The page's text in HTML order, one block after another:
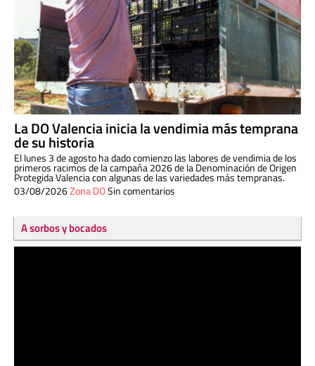
La DO Valencia inicia la vendimia más temprana
de su historia
El lunes 3 de agosto ha dado comienzo las labores de vendimia de los
primeros racimos de la campaña 2026 de la Denominación de Origen
Protegida Valencia con algunas de las variedades más tempranas.
03/08/2026Zona DOSin comentarios
A sorbos y bocados